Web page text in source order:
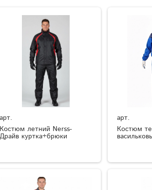
арт.
Костюм летний Nerss-
Драйв куртка+брюки
арт.
Костюм